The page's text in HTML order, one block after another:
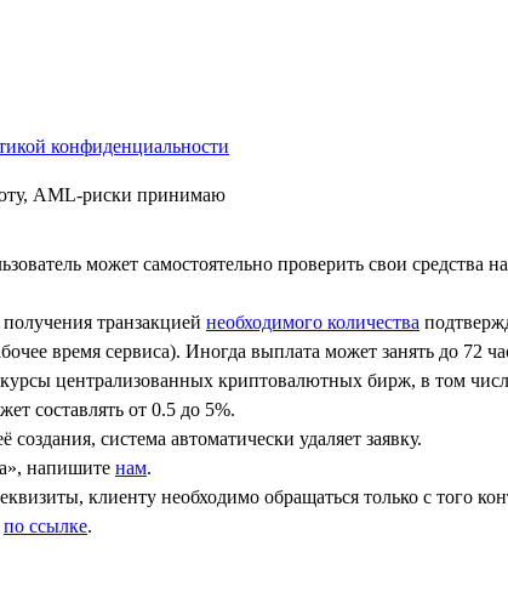
конфиденциальности
AML-риски принимаю
может самостоятельно проверить свои средства на
транзакцией необходимого количества
время сервиса). Иногда выплата может занять до 72
централизованных криптовалютных бирж, в том
составлять от 0.5 до 5%.
система автоматически удаляет заявку.
напишите нам.
клиенту необходимо обращаться только с того
по ссылке.